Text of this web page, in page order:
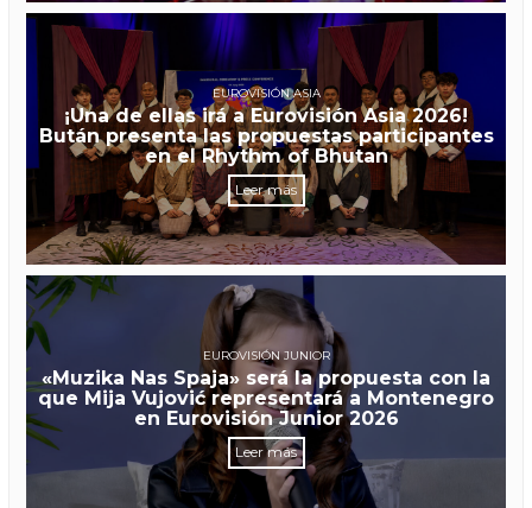
EUROVISIÓN ASIA
¡Una de ellas irá a Eurovisión Asia 2026!
Bután presenta las propuestas participantes
en el Rhythm of Bhutan
Leer más
EUROVISIÓN JUNIOR
«Muzika Nas Spaja» será la propuesta con la
que Mija Vujović representará a Montenegro
en Eurovisión Junior 2026
Leer más